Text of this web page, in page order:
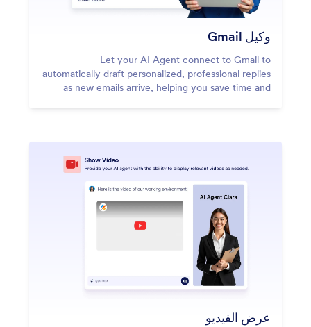
وكيل Gmail
Let your AI Agent connect to Gmail to
automatically draft personalized, professional replies
as new emails arrive, helping you save time and
عرض الفيديو